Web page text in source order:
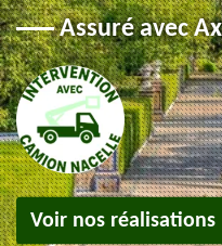
Assuré avec
Voir nos réalisations